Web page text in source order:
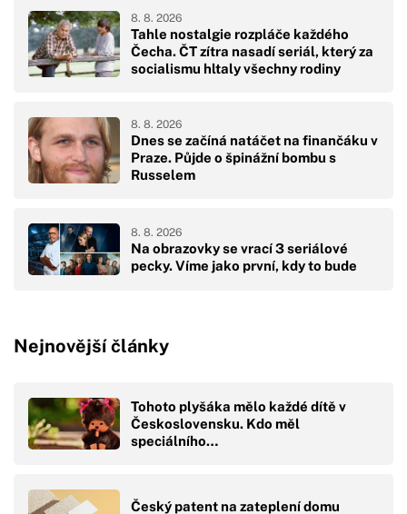
Tahle nostalgie rozpláče každého
Čecha. ČT zítra nasadí seriál, který za
socialismu hltaly všechny rodiny
8. 8. 2026
Dnes se začíná natáčet na finančáku v
Praze. Půjde o špinážní bombu s
Russelem
8. 8. 2026
Na obrazovky se vrací 3 seriálové
pecky. Víme jako první, kdy to bude
8. 8. 2026
Nejnovější články
Tohoto plyšáka mělo každé dítě v
Československu. Kdo měl
speciálního…
Český patent na zateplení domu